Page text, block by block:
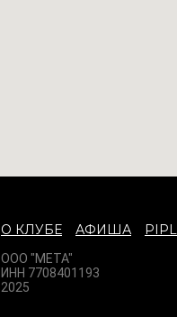
О КЛУБЕ АФИША
ООО "МЕТА"
ИНН 7708401193
2025